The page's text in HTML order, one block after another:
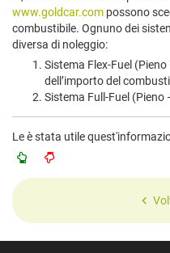
www.goldcar.com possono
combustibile. Ognuno dei
diversa di noleggio:
Sistema Flex-Fuel
dell’importo del
Sistema Full-Fuel (Pieno
Le è stata utile